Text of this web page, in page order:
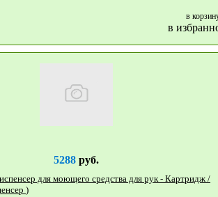
в
в
5288руб.
Черный /1л (1 диспенсер )